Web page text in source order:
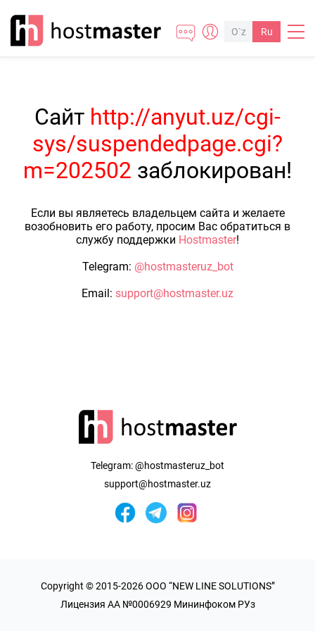
O`z Ru
Сайт http://anyut.uz/cgi-
sys/suspendedpage.cgi?
m=202502 заблокирован!
Если вы являетесь владельцем сайта и желаете
возобновить его работу, просим Вас обратиться в
службу поддержки Hostmaster!
Telegram: @hostmasteruz_bot
Email: support@hostmaster.uz
Telegram:@hostmasteruz_bot
support@hostmaster.uz
Copyright © 2015-2026 OOO “NEW LINE SOLUTIONS”
Лицензия AA №0006929 Мининфоком РУз